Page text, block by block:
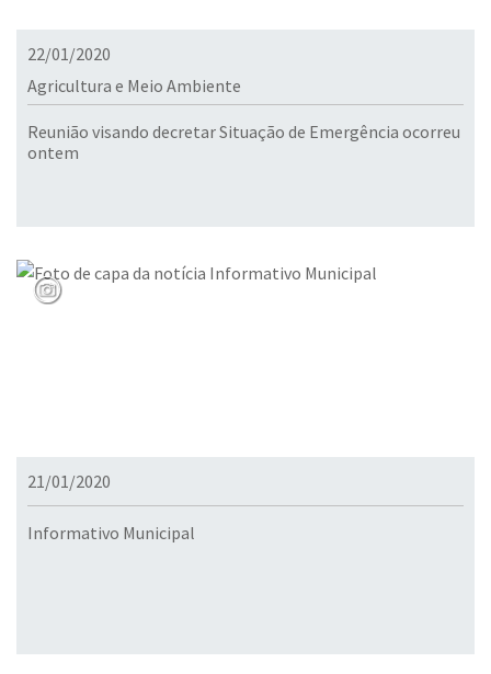
22/01/2020
Agricultura e Meio Ambiente
Reunião visando decretar Situação de Emergência ocorreu
ontem
21/01/2020
Informativo Municipal